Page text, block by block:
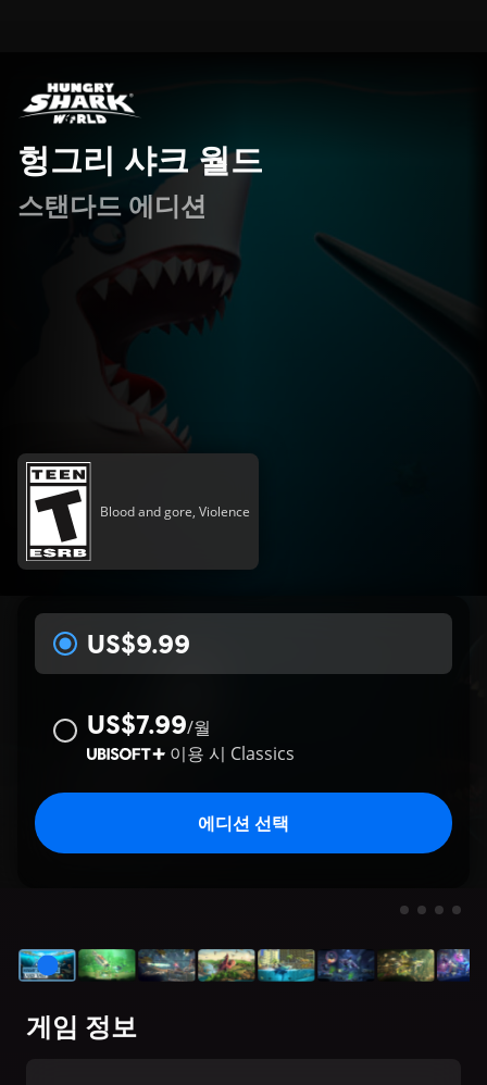
헝그리 샤크 월드
스탠다드 에디션
Blood and gore, Violence
US$9.99
US$7.99/월
이용 시 Classics
에디션 선택
게임 정보